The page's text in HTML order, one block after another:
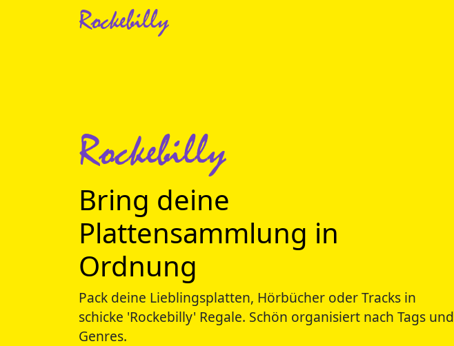
Rockebilly
Rockebilly
Bring deine
Plattensammlung in
Ordnung
Pack deine Lieblingsplatten, Hörbücher oder Tracks in
schicke 'Rockebilly' Regale. Schön organisiert nach Tags und
Genres.